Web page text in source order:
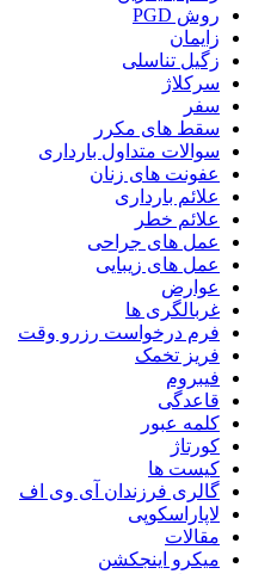
روش PGD
زایمان
زگیل تناسلی
سرکلاژ
سفر
سقط های مکرر
سوالات متداول بارداری
عفونت های زنان
علائم بارداری
علائم خطر
عمل های جراحی
عمل های زیبایی
عوارض
غربالگری ها
فرم درخواست رزرو وقت
فریز تخمک
فیبروم
قاعدگی
کلمه عبور
کورتاژ
کیست ها
گالری فرزندان آی وی اف
لاپاراسکوپی
مقالات
میکرو اینجکشن